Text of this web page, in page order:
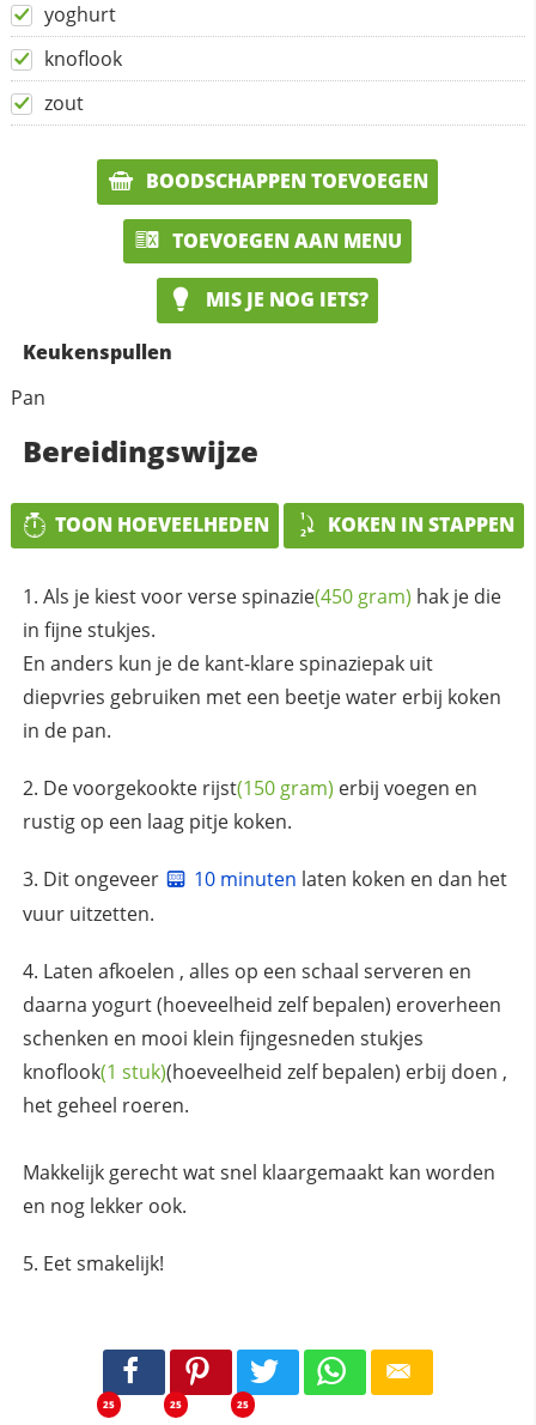
yoghurt
knoflook
zout
BOODSCHAPPEN TOEVOEGEN
TOEVOEGEN AAN MENU
MIS JE NOG IETS?
Keukenspullen
Pan
Bereidingswijze
TOON HOEVEELHEDEN KOKEN IN STAPPEN
Als je kiest voor versespinazie(450 gram) hak je die
in fijne stukjes.
En anders kun je de kant-klare spinaziepak uit
diepvries gebruiken met een beetje water erbij koken
in de pan.
De voorgekookte rijst(150 gram) erbij voegen en
rustig op een laag pitje koken.
Dit ongeveer 10 minuten laten koken en dan het
vuur uitzetten.
Laten afkoelen , alles op een schaal serveren en
daarna yogurt (hoeveelheid zelf bepalen) eroverheen
schenken en mooi klein fijngesneden stukjes
knoflook(1 stuk)(hoeveelheid zelf bepalen) erbij doen ,
het geheel roeren.
Makkelijk gerecht wat snel klaargemaakt kan worden
en nog lekker ook.
Eet smakelijk!
25 25 25